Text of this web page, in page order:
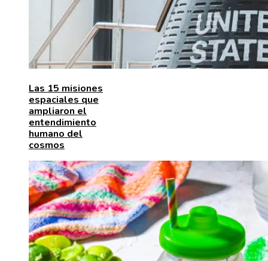
Las 15 misiones
espaciales que
ampliaron el
entendimiento
humano del
cosmos